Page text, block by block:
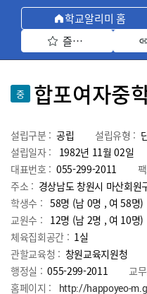
학교알리미 홈
즐겨찾기 선택
중 합포여자중
설립구분 : 공립 설립유형 :
설립일자 :
1982년 11월 02일
대표번호 : 055-299-2011
주소 : 경상남도 창원시 마산회원
학생수 : 58명 (남 0명 , 여 58명)
교원수 : 12명 (남 2명 , 여 10명)
체육집회공간 : 1실
관할교육청 : 창원교육지원청
행정실 : 055-299-2011 교
홈페이지 :
http://happoyeo-